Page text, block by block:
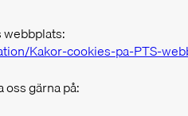
webbplats:
Kakor-cookies-pa-PTS-
gärna på: